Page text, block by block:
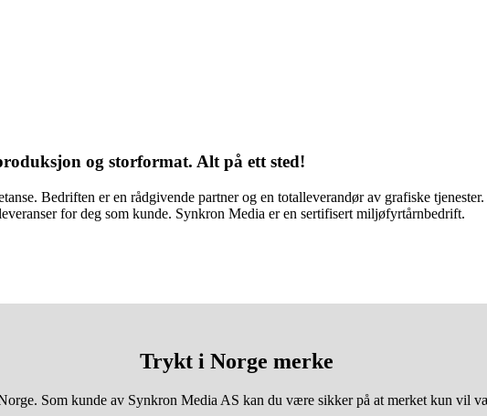
og storformat. Alt på ett sted!
Bedriften er en rådgivende partner og en totalleverandør av grafiske
for deg som kunde. Synkron Media er en sertifisert miljøfyrtårnbedrift.
Trykt i Norge merke
Som kunde av Synkron Media AS kan du være sikker på at merket kun vil